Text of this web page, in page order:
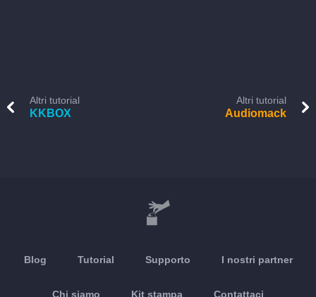
Altri tutorial
KKBOX
Altri tutorial
Audiomack
Blog Tutorial Supporto I nostri partner
Chi siamo Kit stampa Contattaci